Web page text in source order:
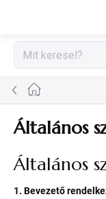
tartalomhoz
Kezdőlap
Általános
Általános
1. Bevezető